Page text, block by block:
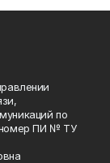
по
номер ПИ № ТУ